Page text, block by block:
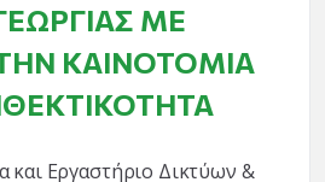
ΜΕ
ΚΑΙΝΟΤΟΜΊΑ
Εργαστήριο Δικτύων &